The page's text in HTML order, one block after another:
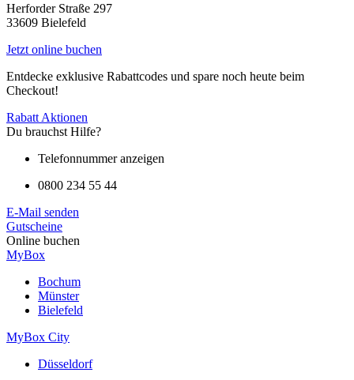
Herforder Straße 297
33609 Bielefeld
Jetzt online buchen
Entdecke exklusive Rabattcodes und spare noch heute beim
Checkout!
Rabatt Aktionen
Du brauchst Hilfe?
Telefonnummer anzeigen
0800 234 55 44
E-Mail senden
Gutscheine
Online buchen
MyBox
Bochum
Münster
Bielefeld
MyBox City
Düsseldorf